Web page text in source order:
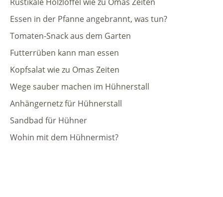
Essen in der Pfanne angebrannt, was tun?
Tomaten-Snack aus dem Garten
Futterrüben kann man essen
Kopfsalat wie zu Omas Zeiten
Wege sauber machen im Hühnerstall
Anhängernetz für Hühnerstall
Sandbad für Hühner
Wohin mit dem Hühnermist?